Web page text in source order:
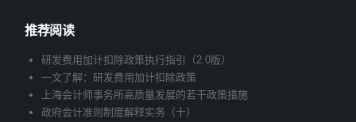
推荐阅读
研发费用加计扣除政策执行指引（2.0版）
一文了解：研发费用加计扣除政策
上海会计师事务所高质量发展的若干政策措施
政府会计准则制度解释实务（十）